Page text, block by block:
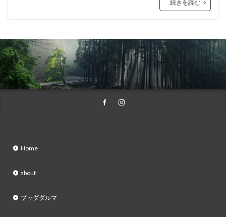
続きを読む
Home
about
ブッダダルマ